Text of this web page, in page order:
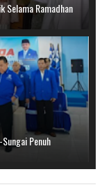
Selama Ramadhan
Penuh